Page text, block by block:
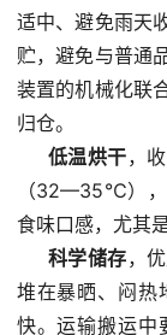
适中、避免雨天
贮，避免与普通
装置的机械化联
归仓。
低温烘干，
（32—35℃），
食味口感，尤其
科学储存，
堆在暴晒、闷热
快。运输搬运中